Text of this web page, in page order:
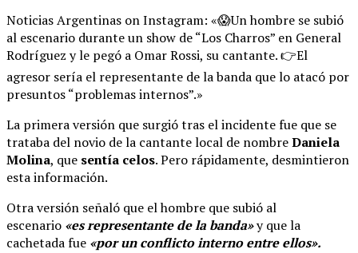
Noticias Argentinas on Instagram: «😱Un hombre se subió
al escenario durante un show de “Los Charros” en General
Rodríguez y le pegó a Omar Rossi, su cantante. 👉El
agresor sería el representante de la banda que lo atacó por
presuntos “problemas internos”.»
La primera versión que surgió tras el incidente fue que se
trataba del novio de la cantante local de nombreDaniela
Molina, que sentía celos. Pero rápidamente, desmintieron
esta información.
Otra versión señaló que el hombre que subió al
escenario «es representante de la banda»y que la
cachetada fue «por un conflicto interno entre ellos».